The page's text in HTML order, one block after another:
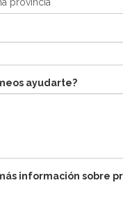
ayudarte?
información sobre